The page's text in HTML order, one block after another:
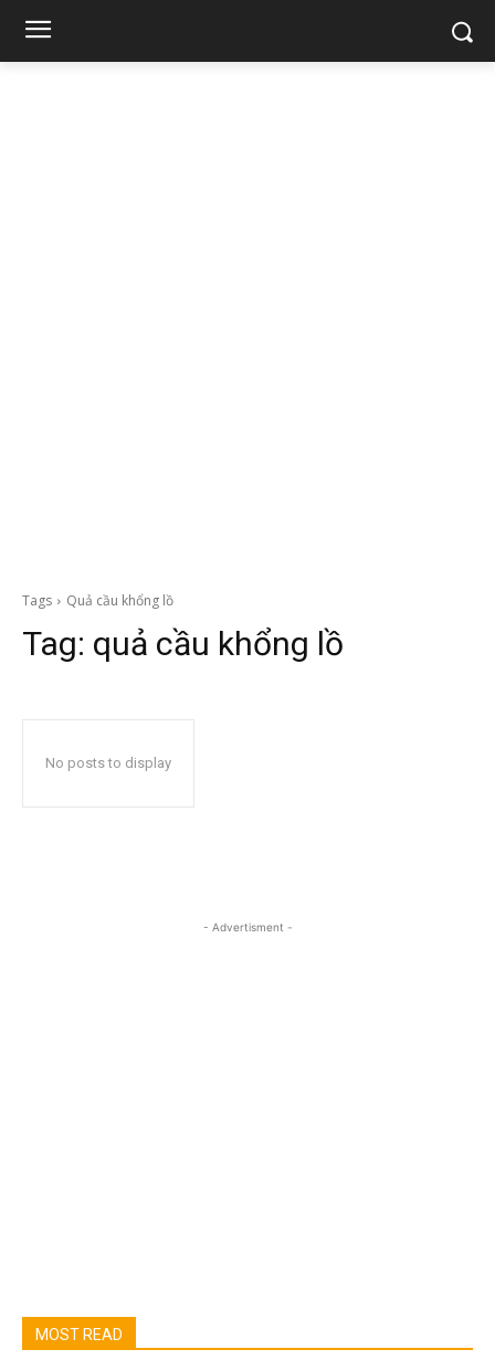
Tags Quả cầu khổng lồ
Tag: quả cầu khổng lồ
No posts to display
- Advertisment -
MOST READ